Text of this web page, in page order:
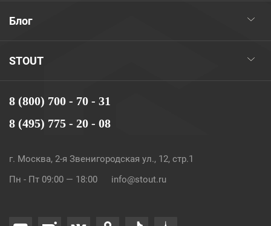
8 (800) 700 - 70 - 31
8 (495) 775 - 20 - 08
г. Москва, 2-я Звенигородская ул., 12, стр.1
Пн - Пт 09:00 — 18:00
info@stout.ru
STOUT
Блог